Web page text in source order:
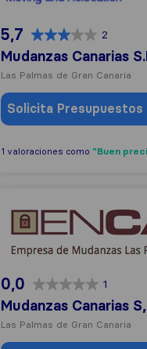
5,7 2
Mudanzas Canarias
Las Palmas de Gran Canaria
Solicita Presupuestos
1 valoraciones como "Buen
Mudanzas Canarias S,L.
0,0 1
Mudanzas Canarias
Las Palmas de Gran Canaria